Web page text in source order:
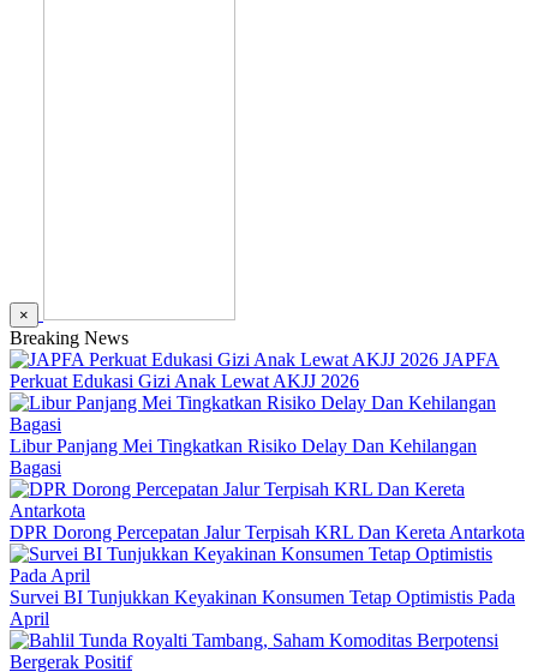
×
Breaking News
JAPFA
Perkuat Edukasi Gizi Anak Lewat AKJJ 2026
Libur Panjang Mei Tingkatkan Risiko Delay Dan Kehilangan
Bagasi
DPR Dorong Percepatan Jalur Terpisah KRL Dan Kereta Antarkota
Survei BI Tunjukkan Keyakinan Konsumen Tetap Optimistis Pada
April